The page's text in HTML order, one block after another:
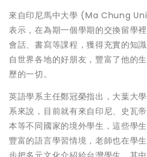
來自印尼馬中大學 (Ma Chung
表示，在為期一個學期的交換留學
會話、書寫等課程，獲得充實的知
自世界各地的好朋友，豐富了他的
歷的一切。
英語學系主任鄭冠榮指出，大葉大
系來說，目前就有來自印尼、史瓦
本等不同國家的境外學生，這些學
豐富的語言學習情境，老師也在學